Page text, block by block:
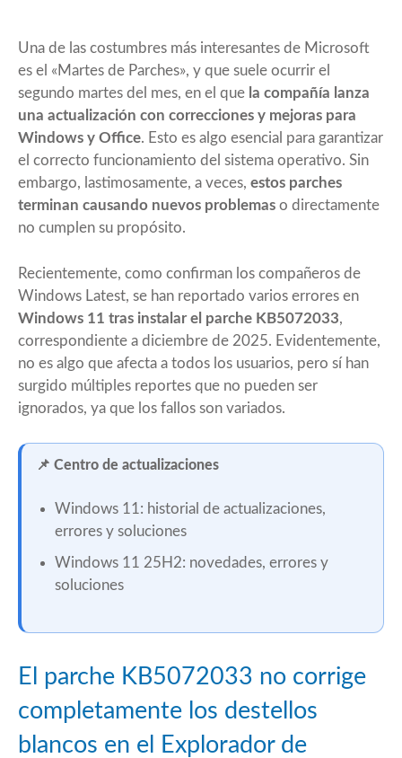
Una de las costumbres más interesantes de Microsoft
es el «Martes de Parches», y que suele ocurrir el
segundo martes del mes, en el que la compañía lanza
una actualización con correcciones y mejoras para
Windows y Office. Esto es algo esencial para garantizar
el correcto funcionamiento del sistema operativo. Sin
embargo, lastimosamente, a veces, estos parches
terminan causando nuevos problemas o directamente
no cumplen su propósito.
Recientemente, como confirman los compañeros de
Windows Latest, se han reportado varios errores en
Windows 11 tras instalar el parche KB5072033,
correspondiente a diciembre de 2025. Evidentemente,
no es algo que afecta a todos los usuarios, pero sí han
surgido múltiples reportes que no pueden ser
ignorados, ya que los fallos son variados.
📌 Centro de actualizaciones
Windows 11: historial de actualizaciones,
errores y soluciones
Windows 11 25H2: novedades, errores y
soluciones
El parche KB5072033 no corrige
completamente los destellos
blancos en el Explorador de